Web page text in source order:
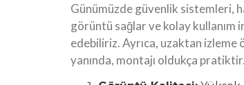
Günümüzde güvenlik sistemleri,
görüntü sağlar ve kolay kullanım
edebiliriz. Ayrıca, uzaktan
yanında, montajı oldukça